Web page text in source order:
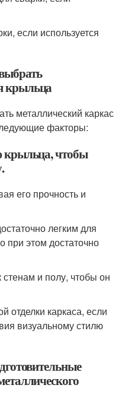
если используется
крыльца
металлический каркас
факторы:
крыльца, чтобы
его прочность и
легким для
при этом достаточно
и полу, чтобы он
отделки каркаса, если
визуальному стилю